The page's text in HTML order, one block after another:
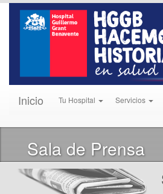
Inicio Tu Hospital Servicios
Sala de Prensa